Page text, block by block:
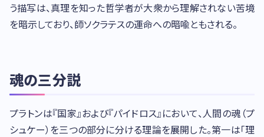
う描写は、真理を知った哲学者が大衆から理解されない苦境
を暗示しており、師ソクラテスの運命への暗喩ともされる。
魂の三分説
プラトンは『国家』および『パイドロス』において、人間の魂（プ
シュケー）を三つの部分に分ける理論を展開した。第一は「理